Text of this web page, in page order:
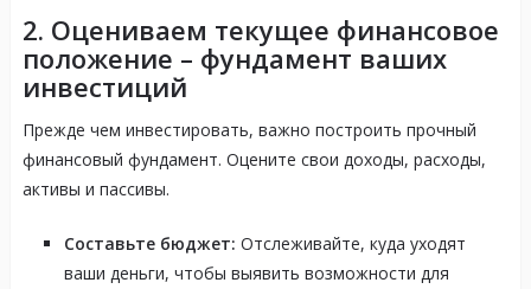
2. Оцениваем текущее финансовое
положение – фундамент ваших
инвестиций
Прежде чем инвестировать, важно построить прочный
финансовый фундамент. Оцените свои доходы, расходы,
активы и пассивы.
Составьте бюджет: Отслеживайте, куда уходят
ваши деньги, чтобы выявить возможности для